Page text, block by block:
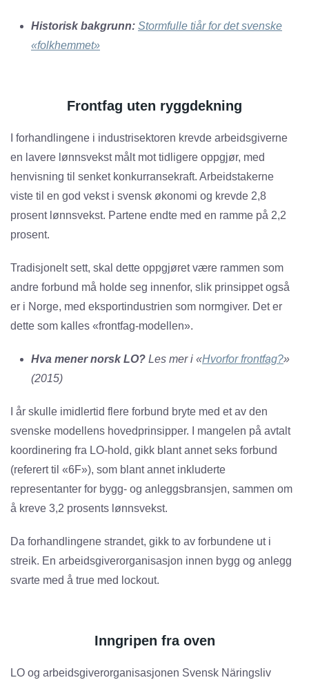
Historisk bakgrunn: Stormfulle tiår for det svenske
«folkhemmet»
Frontfag uten ryggdekning
I forhandlingene i industrisektoren krevde arbeidsgiverne
en lavere lønnsvekst målt mot tidligere oppgjør, med
henvisning til senket konkurransekraft. Arbeidstakerne
viste til en god vekst i svensk økonomi og krevde 2,8
prosent lønnsvekst. Partene endte med en ramme på 2,2
prosent.
Tradisjonelt sett, skal dette oppgjøret være rammen som
andre forbund må holde seg innenfor, slik prinsippet også
er i Norge, med eksportindustrien som normgiver. Det er
dette som kalles «frontfag-modellen».
Hva mener norsk LO? Les mer i «Hvorfor frontfag?»
(2015)
I år skulle imidlertid flere forbund bryte med et av den
svenske modellens hovedprinsipper. I mangelen på avtalt
koordinering fra LO-hold, gikk blant annet seks forbund
(referert til «6F»), som blant annet inkluderte
representanter for bygg- og anleggsbransjen, sammen om
å kreve 3,2 prosents lønnsvekst.
Da forhandlingene strandet, gikk to av forbundene ut i
streik. En arbeidsgiverorganisasjon innen bygg og anlegg
svarte med å true med lockout.
Inngripen fra oven
LO og arbeidsgiverorganisasjonen Svensk Näringsliv